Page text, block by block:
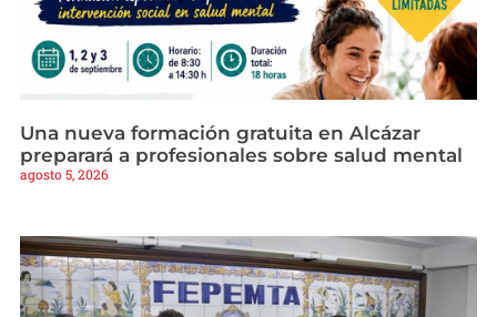
Una nueva formación gratuita en Alcázar
preparará a profesionales sobre salud mental
agosto 5, 2026